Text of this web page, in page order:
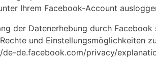
Ihrem Facebook-Account
der Datenerhebung durch
und Einstellungsmöglichkeiten
de.facebook.com/privacy/